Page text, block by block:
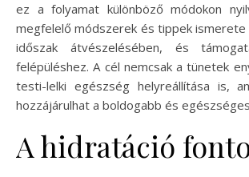
ez a folyamat különböző módokon
megfelelő módszerek és tippek
időszak átvészelésében, és
felépüléshez. A cél nemcsak a tünetek
testi-lelki egészség helyreállítása is,
hozzájárulhat a boldogabb és
A hidratáció